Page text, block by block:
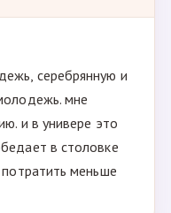
серебрянную и
мне
и в универе это
в столовке
меньше